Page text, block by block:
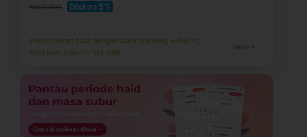
Rp610.000 Diskon 5%
Pembayaran bisa dengan bank transfer, e-Wallet,
PayLater, atau kartu kredit.
Rincian